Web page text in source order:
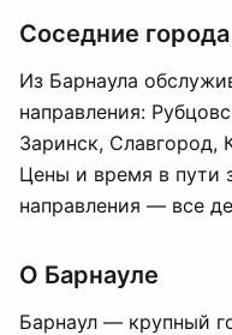
Соседние
Из Барнаула
направления:
Заринск, Славгород,
Цены и время в пути
направления — все
О Барнауле
Барнаул — крупный